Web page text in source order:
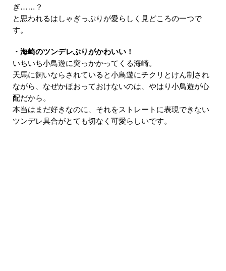
ぎ……？
と思われるはしゃぎっぷりが愛らしく見どころの一つで
す。
・海崎のツンデレぶりがかわいい！
いちいち小鳥遊に突っかかってくる海崎。
天馬に飼いならされていると小鳥遊にチクリとけん制され
ながら、なぜかほおっておけないのは、やはり小鳥遊が心
配だから。
本当はまだ好きなのに、それをストレートに表現できない
ツンデレ具合がとても切なく可愛らしいです。